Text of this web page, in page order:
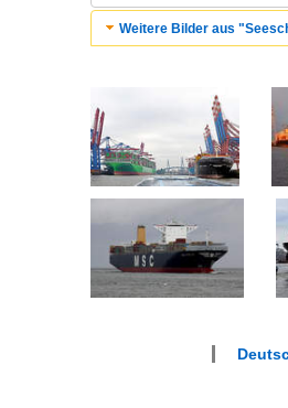
Weitere Bilder aus